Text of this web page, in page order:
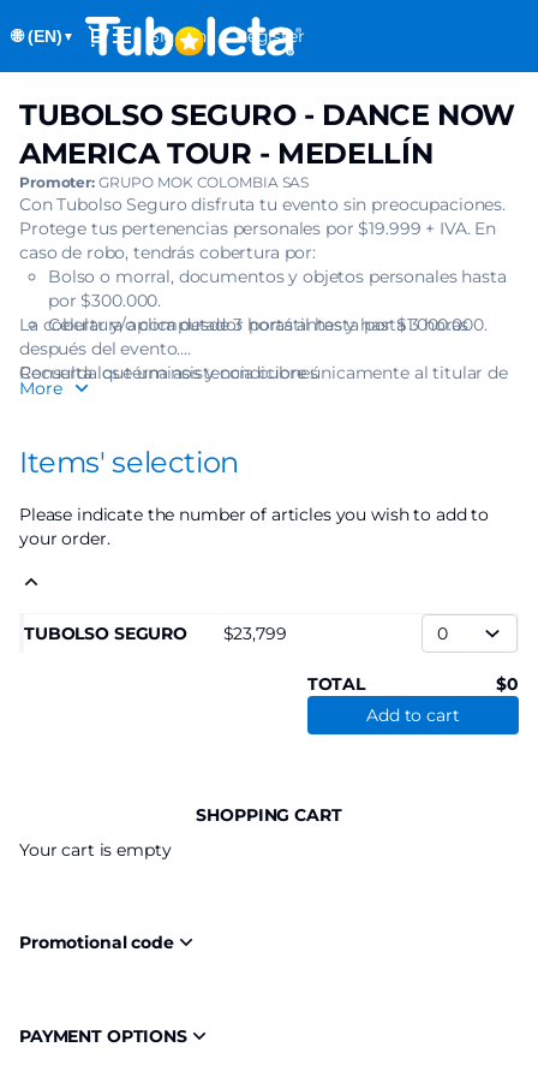
🌐 (EN) ▼ Dialog
Sign in Register
selection
DANCE
NOW
AMERICA
TOUR
MEDELLÍN]
Tuboleta.com
TUBOLSO
-
DANCE
NOW
AMERICA
TOUR
MEDELLÍN
TUBOLSO SEGURO - DANCE NOW
AMERICA TOUR - MEDELLÍN
Promoter: GRUPO MOK COLOMBIA SAS
Con Tubolso Seguro disfruta tu evento sin preocupaciones.
Protege tus pertenencias personales por $19.999 + IVA. En
caso de robo, tendrás cobertura por:
Bolso o morral, documentos y objetos personales hasta
por $300.000.
Celular y/o computador portátil hasta por $1.000.000.
La cobertura aplica desde 3 horas antes y hasta 3 horas
después del evento.
Recuerda que una asistencia cubre únicamente al titular de
una (1) boleta.
Consulta los términos y condiciones
More
Items' selection
Please indicate the number of articles you wish to add to
your order.
TUBOLSO SEGURO 23,799
TOTAL
0
Add to cart
SHOPPING CART
Your cart is empty
Promotional code
PAYMENT OPTIONS